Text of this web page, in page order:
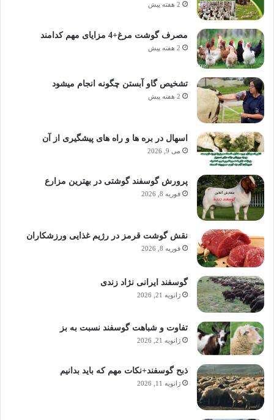
2 هفته پیش
مصرف گوشت مرغ+4 مزایای مهم کدامند
2 هفته پیش
تشخیص گاو آبستن چگونه انجام میشود
2 هفته پیش
اسهال در بره ها و راه های پیشگیری از آن
می 9, 2026
پرورش گوسفند گوشتی در بهترین مزارع
فوریه 8, 2026
نقش گوشت قرمز در رژیم غذایی ورزشکاران
فوریه 8, 2026
گوسفند ایرانی نژاد زندی
ژانویه 21, 2026
تفاوت و شباهت گوسفند نسبت به بز
ژانویه 21, 2026
ذبح گوسفند+نکات مهم که باید بدانیم
ژانویه 11, 2026